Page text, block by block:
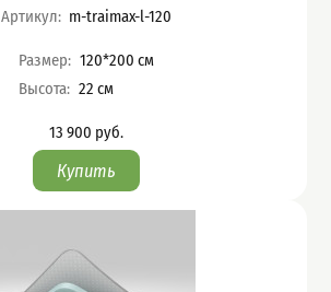
Артикул: m-traimax-l-120
Характеристики
Размер: 120*200 см
Высота: 22 см
Цена
13 900 руб.